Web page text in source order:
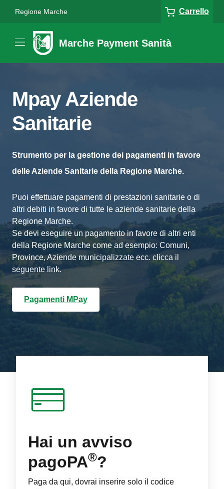
Regione Marche Carrello
Marche Payment Sanità
Mpay Aziende
Sanitarie
Strumento per la gestione dei pagamenti in favore
delle Aziende Sanitarie della Regione Marche.
Puoi effettuare pagamenti di prestazioni sanitarie o di
altri debiti in favore di tutte le aziende sanitarie della
Regione Marche.
Se devi eseguire un pagamento in favore di altri enti
della Regione Marche come ad esempio: Comuni,
Province, Aziende municipalizzate ecc. clicca il
seguente link.
Pagamenti MPay
Hai un avviso
pagoPA®?
Paga da qui, dovrai inserire solo il codice